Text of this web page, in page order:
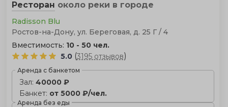
Ресторан около реки в городе
Radisson Blu
Ростов-на-Дону, ул. Береговая, д. 25 Г / 4
Вместимость: 10 - 50 чел.
5.0 (3195 отзывов)
Аренда с банкетом
Зал: 40000 ₽
Банкет: от 5000 ₽/чел.
Аренда без еды